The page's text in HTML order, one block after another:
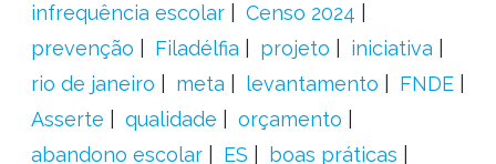
infrequência escolar
Censo 2024
prevenção
Filadélfia projeto
iniciativa
rio de janeiro
meta levantamento
FNDE
Asserte
qualidade
orçamento
abandono escolar
ES
boas práticas